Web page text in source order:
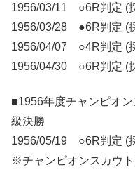
1956/03/11 ○6R判定 (
1956/03/28 ●6R判定 (
1956/04/07 ○4R判定 (
1956/04/30 ○6R判定 (
■1956年度チャンピオ
級決勝
1956/05/19 ○6R判定 (
※チャンピオンスカウ